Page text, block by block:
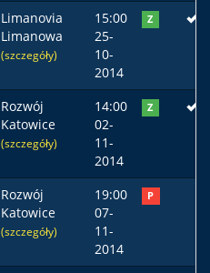
Limanovia
Limanowa
(szczegóły)
15:00
25-
10-
2014
Z
Rozwój
Katowice
(szczegóły)
14:00
02-
11-
2014
Z
Rozwój
Katowice
(szczegóły)
19:00
07-
11-
2014
P